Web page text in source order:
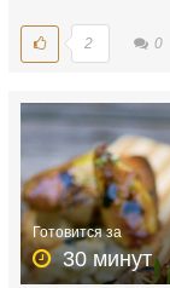
2 0
Готовится за
30 минут